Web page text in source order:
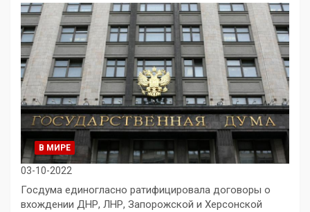
В МИРЕ
03-10-2022
Госдума единогласно ратифицировала договоры о
вхождении ДНР, ЛНР, Запорожской и Херсонской